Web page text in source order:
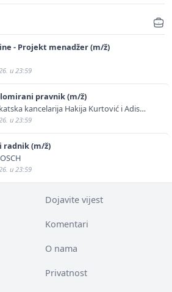
- Projekt menadžer (m/ž)
u 23:59
pravnik (m/ž)
kancelarija Hakija Kurtović i Adis
u 23:59
(m/ž)
u 23:59
Dojavite vijest
Komentari
O nama
Privatnost